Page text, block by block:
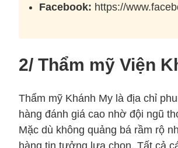
Facebook: https://
2/ Thẩm mỹ Viện
Thẩm mỹ Khánh My là địa chỉ
hàng đánh giá cao nhờ đội ngũ
Mặc dù không quảng bá rầm rộ
hàng tin tưởng lựa chọn. Tất cả